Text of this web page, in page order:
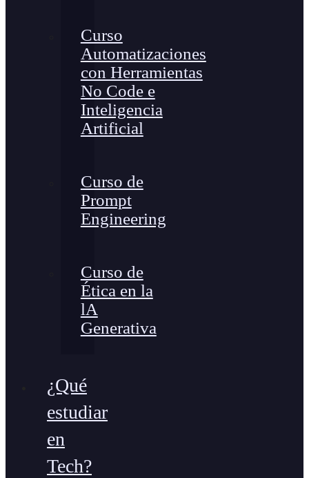
Curso
Automatizaciones
con Herramientas
No Code e
Inteligencia
Artificial
Curso de
Prompt
Engineering
Curso de
Ética en la
lA
Generativa
¿Qué
estudiar
en
Tech?